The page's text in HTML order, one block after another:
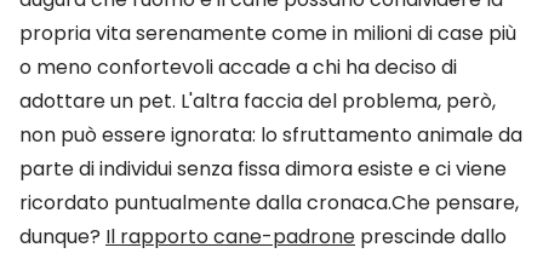
propria vita serenamente come in milioni di case più
o meno confortevoli accade a chi ha deciso di
adottare un pet. L'altra faccia del problema, però,
non può essere ignorata: lo sfruttamento animale da
parte di individui senza fissa dimora esiste e ci viene
ricordato puntualmente dalla cronaca.Che pensare,
dunque? Il rapporto cane-padrone prescinde dallo